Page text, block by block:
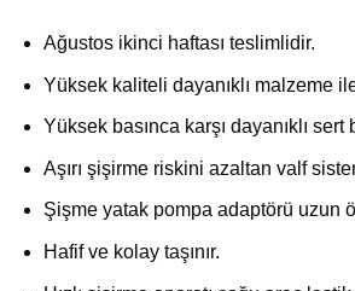
Ağustos ikinci haftası teslimlidir.
Yüksek kaliteli dayanıklı malzeme
Yüksek basınca karşı dayanıklı sert
Aşırı şişirme riskini azaltan valf
Şişme yatak pompa adaptörü uzun
Hafif ve kolay taşınır.